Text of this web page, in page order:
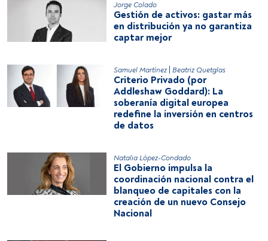
Jorge Colado
Gestión de activos: gastar más
en distribución ya no garantiza
captar mejor
Samuel Martínez Beatriz Quetglas
Criterio Privado (por
Addleshaw Goddard): La
soberanía digital europea
redefine la inversión en centros
de datos
Natalia López-Condado
El Gobierno impulsa la
coordinación nacional contra el
blanqueo de capitales con la
creación de un nuevo Consejo
Nacional